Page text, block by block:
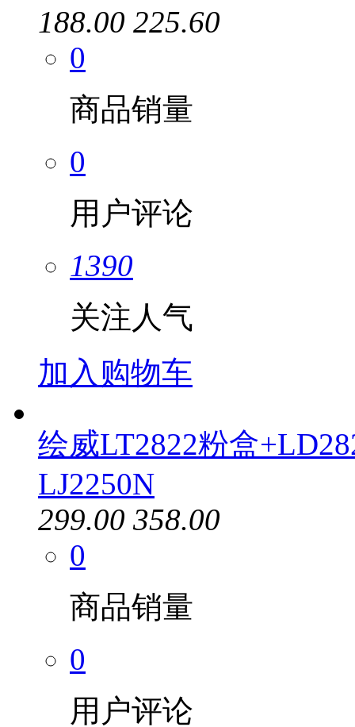
188.00 225.60
0
商品销量
0
用户评论
1390
关注人气
加入购物车
绘威LT2822粉盒
LJ2250N
299.00 358.00
0
商品销量
0
用户评论